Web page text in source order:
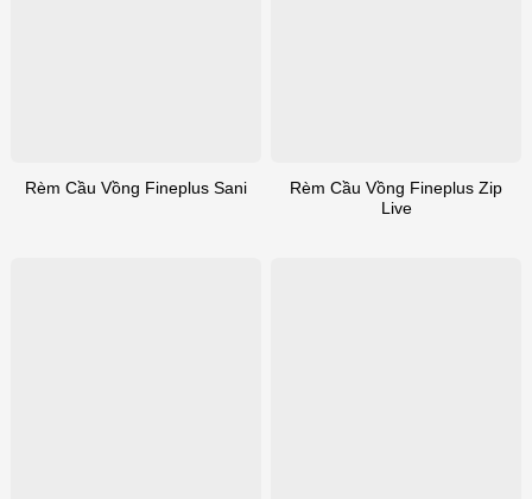
Rèm Cầu Vồng Fineplus Sani
Rèm Cầu Vồng Fineplus Zip
Live